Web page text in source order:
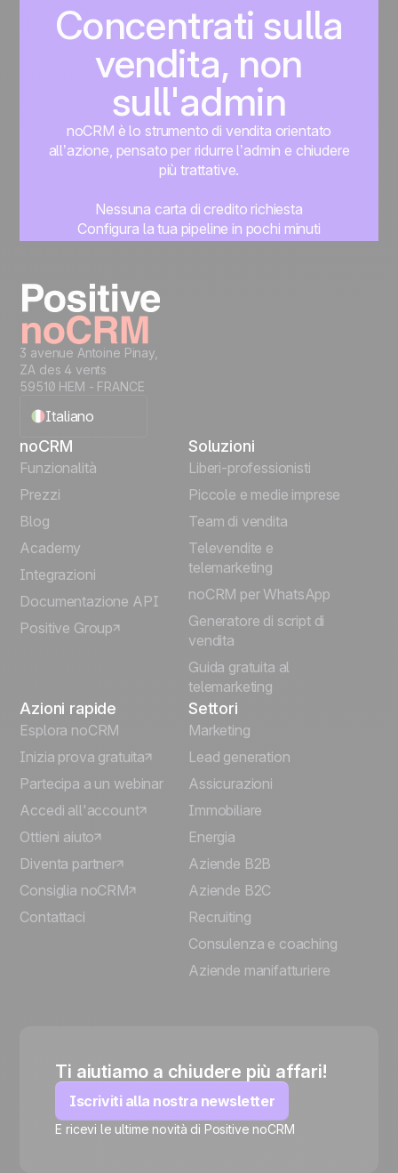
🍪
Concentrati sulla
vendita, non
sull'admin
noCRM è lo strumento di vendita orientato
all’azione, pensato per ridurre l’admin e chiudere
più trattative.
Nessuna carta di credito richiesta
Configura la tua pipeline in pochi minuti
3 avenue Antoine Pinay,
ZA des 4 vents
59510 HEM - FRANCE
Italiano
English
Español
Português
Deutsch
noCRM
Funzionalità
Prezzi
Blog
Academy
Integrazioni
Documentazione API
Positive Group
Soluzioni
Liberi-professionisti
Piccole e medie imprese
Team di vendita
Televendite e
telemarketing
noCRM per WhatsApp
Generatore di script di
vendita
Guida gratuita al
telemarketing
Azioni rapide
Esplora noCRM
Inizia prova gratuita
Partecipa a un webinar
Accedi all'account
Ottieni aiuto
Diventa partner
Consiglia noCRM
Contattaci
Settori
Marketing
Lead generation
Assicurazioni
Immobiliare
Energia
Aziende B2B
Aziende B2C
Recruiting
Consulenza e coaching
Aziende manifatturiere
Ti aiutiamo a chiudere più affari!
Iscriviti alla nostra newsletter
E ricevi le ultime novità di Positive noCRM